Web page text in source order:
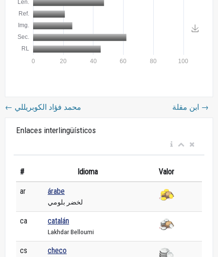
← محمد فؤاد الكوبريللي →
Enlaces interlingüísticos
# Idioma Valor
ar árabe
لخضر بلومي
ca catalán
Lakhdar Belloumi
cs checo